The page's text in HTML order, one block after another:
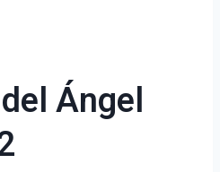
Ángel